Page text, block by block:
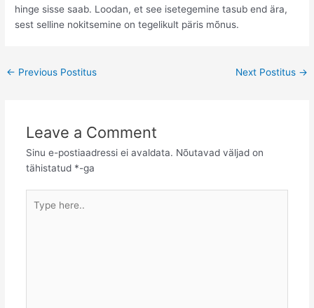
hinge sisse saab. Loodan, et see isetegemine tasub end ära,
sest selline nokitsemine on tegelikult päris mõnus.
Post
← Previous Postitus Next Postitus →
Leave a Comment
Sinu e-postiaadressi ei avaldata. Nõutavad väljad on
tähistatud *-ga
here..